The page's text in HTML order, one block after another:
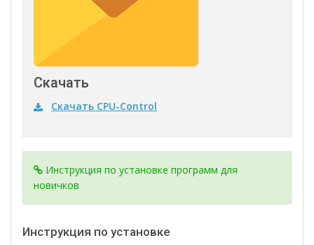
Скачать
Скачать CPU-Control
Инструкция по установке программ для
новичков
Инструкция по установке